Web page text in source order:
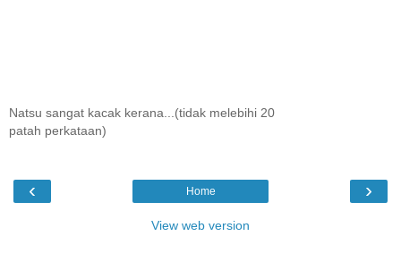
Natsu sangat kacak kerana...(tidak melebihi 20
patah perkataan)
‹ ›
Home
View web version